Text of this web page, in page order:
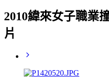
2010緯來女子職業
片